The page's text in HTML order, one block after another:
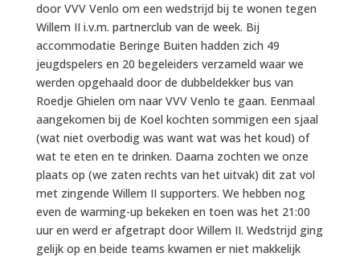
door VVV Venlo om een wedstrijd bij te wonen tegen
Willem II i.v.m. partnerclub van de week. Bij
accommodatie Beringe Buiten hadden zich 49
jeugdspelers en 20 begeleiders verzameld waar we
werden opgehaald door de dubbeldekker bus van
Roedje Ghielen om naar VVV Venlo te gaan. Eenmaal
aangekomen bij de Koel kochten sommigen een sjaal
(wat niet overbodig was want wat was het koud) of
wat te eten en te drinken. Daarna zochten we onze
plaats op (we zaten rechts van het uitvak) dit zat vol
met zingende Willem II supporters. We hebben nog
even de warming-up bekeken en toen was het 21:00
uur en werd er afgetrapt door Willem II. Wedstrijd ging
gelijk op en beide teams kwamen er niet makkelijk